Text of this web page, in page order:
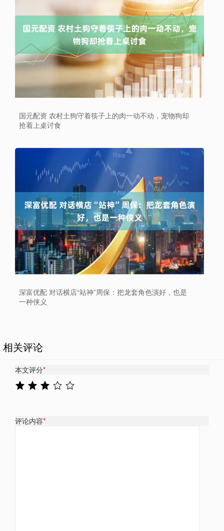
国元配资 农村土狗守着筷子上的肉一动不动，宠物狗却
抢着上桌讨食
深富优配 对话横店“站神”周保：把龙套角色演好，也是
一种侠义
相关评论
本文评分*
评论内容*